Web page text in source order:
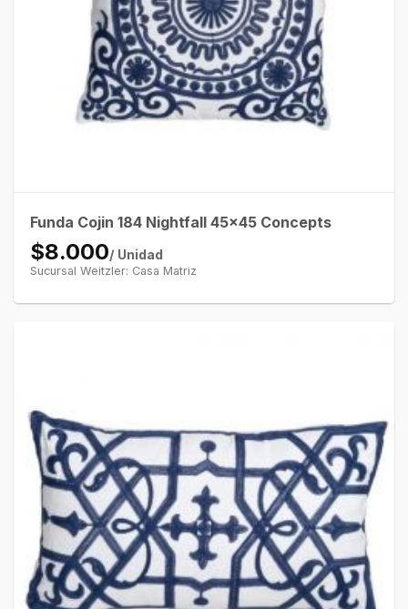
Funda Cojin 184 Nightfall 45×45 Concepts
$8.000/ Unidad
Sucursal Weitzler: Casa Matriz